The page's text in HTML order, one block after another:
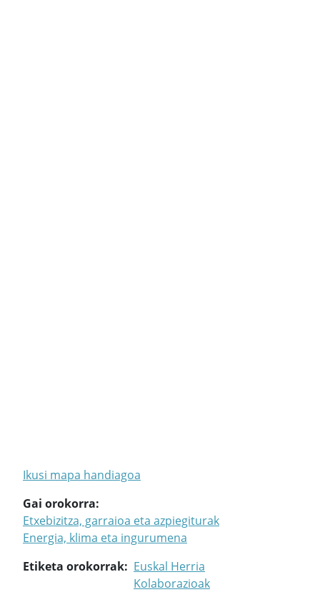
Ikusi mapa handiagoa
Gai orokorra
Etxebizitza, garraioa eta azpiegiturak
Energia, klima eta ingurumena
Etiketa orokorrak
Euskal Herria
Kolaborazioak